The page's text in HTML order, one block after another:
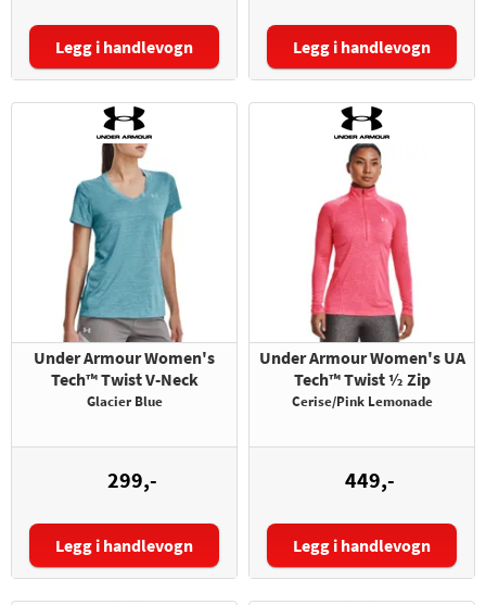
Størrelse:
Legg i handlevogn Størrelse:
Legg i handlevogn
Under Armour Women's
Tech™ Twist V-Neck
Glacier Blue
299,-
Størrelse:
Legg i handlevogn
Under Armour Women's UA
Tech™ Twist ½ Zip
Cerise/Pink Lemonade
449,-
Størrelse:
Legg i handlevogn